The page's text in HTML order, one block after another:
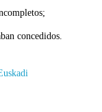
concedidos.